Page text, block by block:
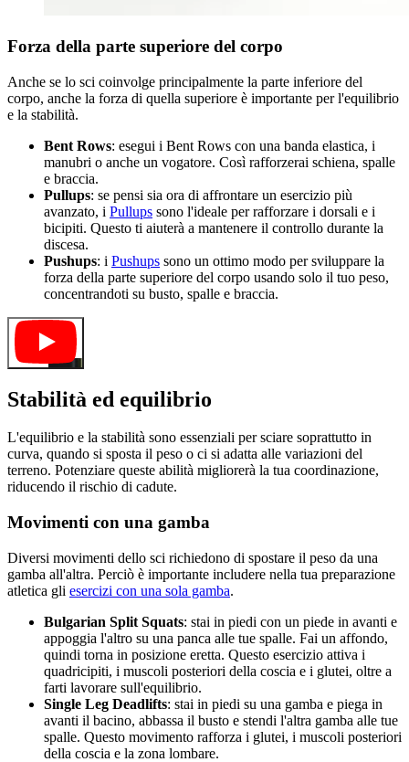
Forza della parte superiore del corpo
Anche se lo sci coinvolge principalmente la parte inferiore del
corpo, anche la forza di quella superiore è importante per l'equilibrio
e la stabilità.
Bent Rows: esegui i Bent Rows con una banda elastica, i
manubri o anche un vogatore. Così rafforzerai schiena, spalle
e braccia.
Pullups: se pensi sia ora di affrontare un esercizio più
avanzato, i Pullups sono l'ideale per rafforzare i dorsali e i
bicipiti. Questo ti aiuterà a mantenere il controllo durante la
discesa.
Pushups: i Pushups sono un ottimo modo per sviluppare la
forza della parte superiore del corpo usando solo il tuo peso,
concentrandoti su busto, spalle e braccia.
Stabilità ed equilibrio
L'equilibrio e la stabilità sono essenziali per sciare soprattutto in
curva, quando si sposta il peso o ci si adatta alle variazioni del
terreno. Potenziare queste abilità migliorerà la tua coordinazione,
riducendo il rischio di cadute.
Movimenti con una gamba
Diversi movimenti dello sci richiedono di spostare il peso da una
gamba all'altra. Perciò è importante includere nella tua preparazione
atletica gli esercizi con una sola gamba.
Bulgarian Split Squats: stai in piedi con un piede in avanti e
appoggia l'altro su una panca alle tue spalle. Fai un affondo,
quindi torna in posizione eretta. Questo esercizio attiva i
quadricipiti, i muscoli posteriori della coscia e i glutei, oltre a
farti lavorare sull'equilibrio.
Single Leg Deadlifts: stai in piedi su una gamba e piega in
avanti il bacino, abbassa il busto e stendi l'altra gamba alle tue
spalle. Questo movimento rafforza i glutei, i muscoli posteriori
della coscia e la zona lombare.